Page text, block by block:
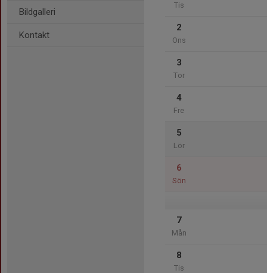
Bildgalleri
Kontakt
Tis
2
Ons
3
Tor
4
Fre
5
Lör
6
Sön
7
Mån
8
Tis